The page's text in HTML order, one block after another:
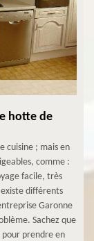
hotte de
cuisine ; mais en
comme :
facile, très
différents
Garonne
Sachez que
pour prendre en